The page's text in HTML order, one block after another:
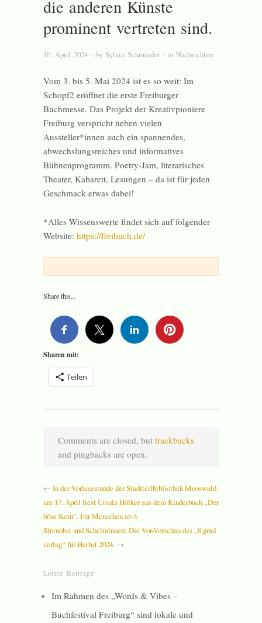
die anderen Künste
prominent vertreten sind.
10. April 2024 · by Sylvia Schmieder · in Nachrichten
Vom 3. bis 5. Mai 2024 ist es so weit: Im
Schopf2 eröffnet die erste Freiburger
Buchmesse. Das Projekt der Kreativpioniere
Freiburg verspricht neben vielen
Aussteller*innen auch ein spannendes,
abwechslungsreiches und informatives
Bühnenprogramm. Poetry-Jam, literarisches
Theater, Kabarett, Lesungen – da ist für jeden
Geschmack etwas dabei!
*Alles Wissenswerte findet sich auf folgender
Website: https://freibuch.de/
Share this...
Sharen mit:
Teilen
Comments are closed, but trackbacks
and pingbacks are open.
← In der Vorlesestunde der Stadtteilbibliothek Mooswald
am 17. April liest Ursula Hölker aus dem Kinderbuch „Der
böse Kern“. Für Menschen ab 3.
Streuobst und Schelminnen: Die Vor-Vorschau des „8 grad
verlag“ für Herbst 2024. →
Letzte Beiträge
Im Rahmen des „Words & Vibes –
Buchfestival Freiburg“ sind lokale und